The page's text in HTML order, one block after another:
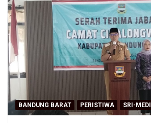
BANDUNG BARAT PERISTIWA SRI-